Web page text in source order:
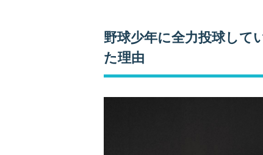
野球少年に全力投球して
た理由